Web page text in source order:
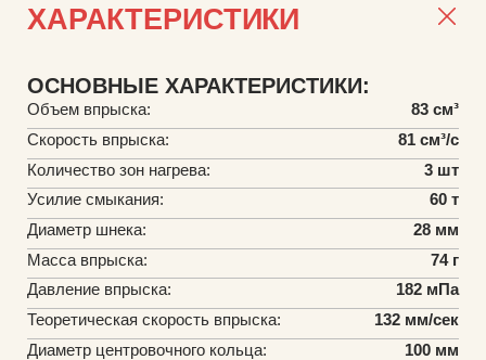
ХАРАКТЕРИСТИКИ
ОСНОВНЫЕ ХАРАКТЕРИСТИКИ:
Объем впрыска:
83 см³
Скорость впрыска:
81 см³/с
Количество зон нагрева:
3 шт
Усилие смыкания:
60 т
Диаметр шнека:
28 мм
Масса впрыска:
74 г
Давление впрыска:
182 мПа
Теоретическая скорость впрыска:
132 мм/сек
Диаметр центровочного кольца:
100 мм